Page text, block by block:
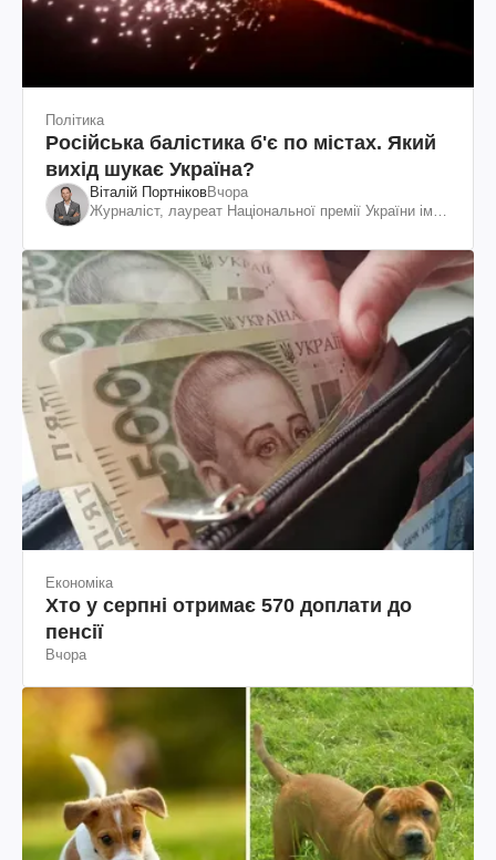
Політика
Російська балістика б'є по містах. Який
вихід шукає Україна?
Віталій ПортніковВчора
Журналіст, лауреат Національної премії України ім.
Економіка
Хто у серпні отримає 570 доплати до
пенсії
Вчора